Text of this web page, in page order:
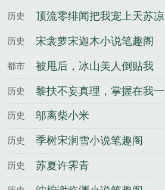
我成了妹妹的救世主百度云
历史
顶流零绯闻把我宠上天苏凉
楚南佑全文完整版
历史 宋衾萝宋迦木小说笔趣阁
都市 被甩后，冰山美人倒贴我
历史
黎扶不妄真理，掌握在我一
剑之内百度云
历史 邬离柴小米
历史 季树宋涧雪小说笔趣阁
历史 苏夏许霁青